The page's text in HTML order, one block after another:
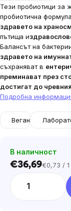
Тези пробиотици за
пробиотична
здравето на
пътища и
Балансът на
здравето на
съхраняват в
преминават през
достигат до
Подробна
Веган
В наличност
€36,69Цена
€0,73 /